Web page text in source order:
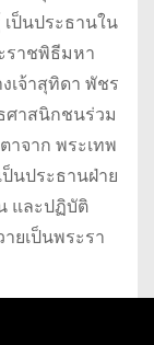
ป็นประธานใน
ราชพิธีมหา
เจ้าสุทิดา พัชร
าสนิกชนร่วม
าจาก พระเทพ
นประธานฝ่าย
และปฏิบัติ
ยเป็นพระรา